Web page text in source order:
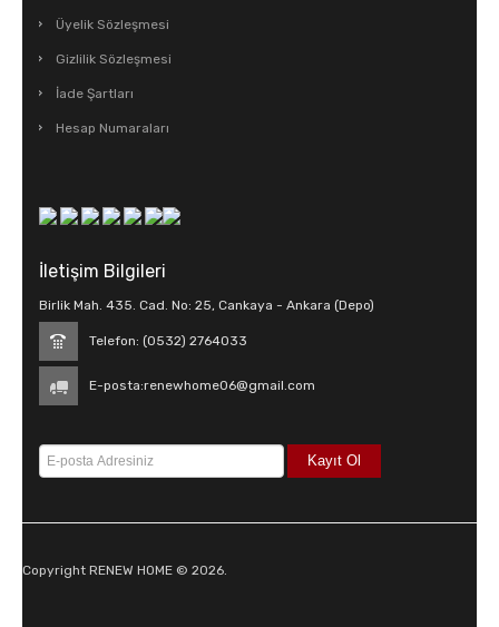
Üyelik Sözleşmesi
Gizlilik Sözleşmesi
İade Şartları
Hesap Numaraları
İletişim Bilgileri
Birlik Mah. 435. Cad. No: 25, Cankaya - Ankara (Depo)
Telefon: (0532) 2764033
E-posta:renewhome06@gmail.com
Copyright RENEW HOME © 2026.